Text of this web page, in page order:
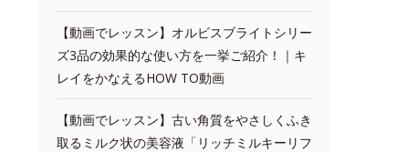
【動画でレッスン】オルビスブライトシリー
ズ3品の効果的な使い方を一挙ご紹介！｜キ
レイをかなえるHOW TO動画
【動画でレッスン】古い角質をやさしくふき
取るミルク状の美容液「リッチミルキーリフ